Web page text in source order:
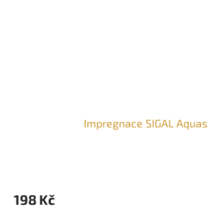
Impregnace SIGAL
198 Kč